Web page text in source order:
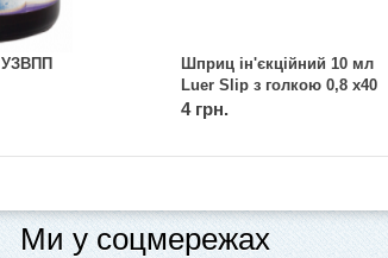
УЗВПП
Шприц ін'єкційний 10 мл
Luer Slip з голкою 0,8 х40
мм, 3-х компонентний, 21G,
4 грн.
Ми у соцмережах